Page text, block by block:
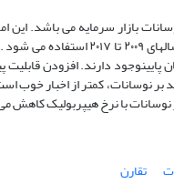
بازار سرمایه می باشد. این
شاخص هفتگی قیمت بورس اوراق
پایینوجود دارند. افزودن
بر نوسانات، کمتر از اخبار
با نرخ هیپربولیک کاهش
تقارن